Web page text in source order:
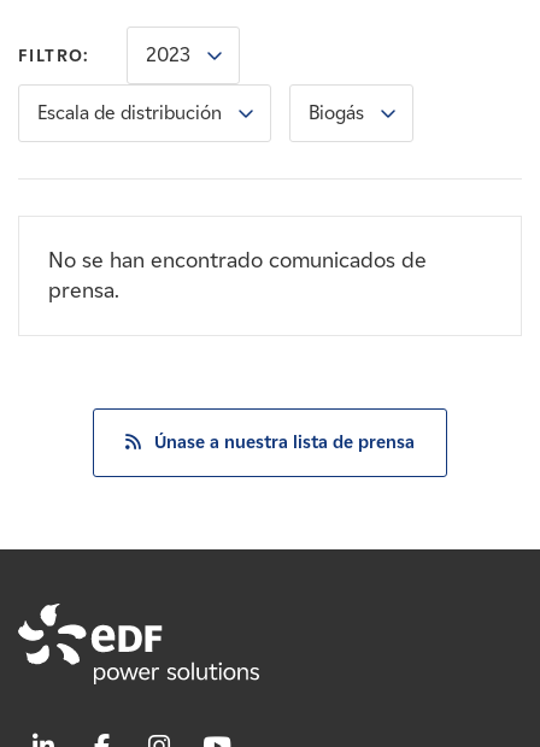
Noticias
Contacte con
FILTRO: 2023
Escala de distribución Biogás
No se han encontrado comunicados de
prensa.
Únase a nuestra lista de prensa